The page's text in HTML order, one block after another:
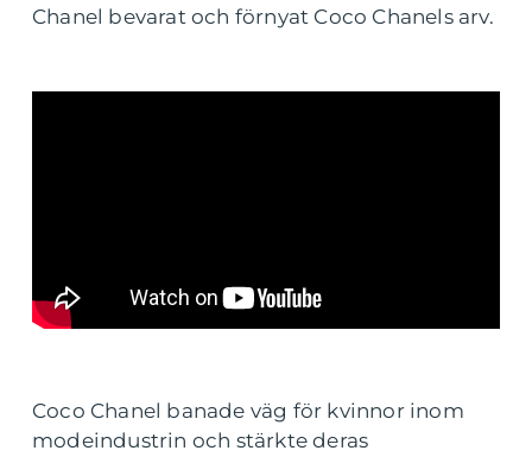
Chanel bevarat och förnyat Coco Chanels arv.
Coco Chanel banade väg för kvinnor inom
modeindustrin och stärkte deras